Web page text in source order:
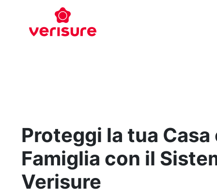
Proteggi la tua Casa
Famiglia con il
Verisure